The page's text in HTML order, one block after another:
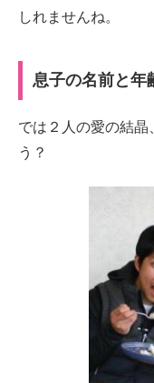
しれませんね。
息子の名前と年
では２人の愛の結晶
う？